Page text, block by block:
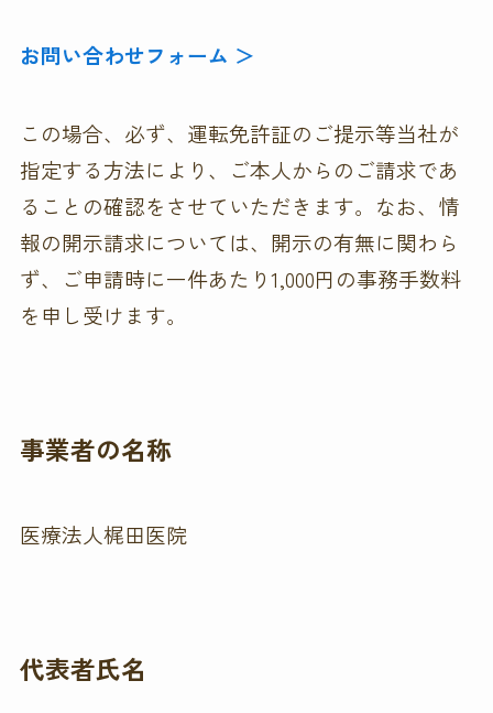
お問い合わせフォーム ＞
この場合、必ず、運転免許証のご提示等当社が
指定する方法により、ご本人からのご請求であ
ることの確認をさせていただきます。なお、情
報の開示請求については、開示の有無に関わら
ず、ご申請時に一件あたり1,000円の事務手数料
を申し受けます。
事業者の名称
医療法人梶田医院
代表者氏名